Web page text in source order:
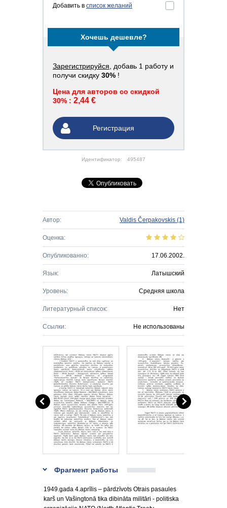
Добавить в список желаний
Хочешь дешевле?
Зарегистрируйся , добавь 1 работу и
получи скидку 30% !
Цена для авторов со скидкой
30% : 2,44 €
Регистрация
Идентификатор: 495487
Автор: Valdis Čerpakovskis (1)
Оценка:
Опубликованно: 17.06.2002.
Язык: Латышский
Уровень: Средняя школа
Литературный список: Нет
Ссылки: Не использованы
Фрагмент работы
1949.gada 4.aprīlis – pārdzīvots Otrais pasaules
karš un Vašingtonā tika dibināta militāri - politiska